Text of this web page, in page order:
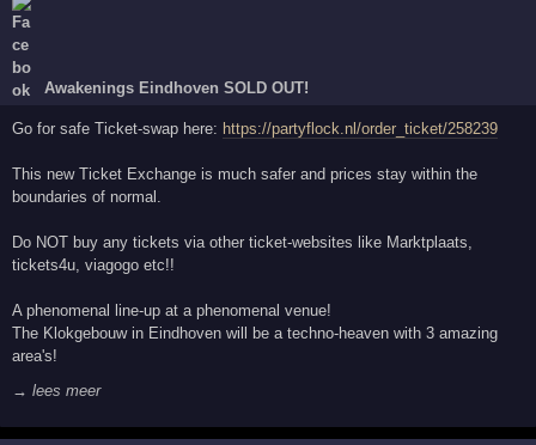
Awakenings Eindhoven SOLD OUT!
Go for safe Ticket-swap here: https://partyflock.nl/order_ticket/258239
This new Ticket Exchange is much safer and prices stay within the
boundaries of normal.
Do NOT buy any tickets via other ticket-websites like Marktplaats,
tickets4u, viagogo etc!!
A phenomenal line-up at a phenomenal venue!
The Klokgebouw in Eindhoven will be a techno-heaven with 3 amazing
area's!
→ lees meer